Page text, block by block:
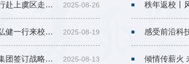
崔凤军、赵阳一行赴上虞区走访交流 2025-08-26
全国政协委员车弘健一行来校交流座谈 2025-08-19
学校与安邦护卫集团签订战略合作协议 2025-08-13